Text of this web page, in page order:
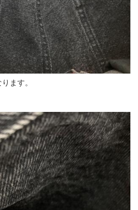
ます。